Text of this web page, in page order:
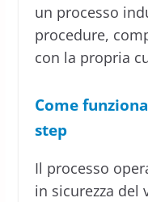
un processo
procedure,
con la propria
Come
step
Il processo
in sicurezza del